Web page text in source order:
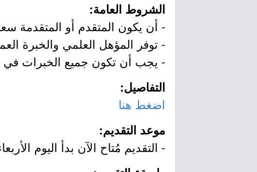
الشروط العامة:
- أن يكون المتقدم أو المتقدمة
- توفر المؤهل العلمي والخبرة
- يجب أن تكون جميع الخبرات في
التفاصيل:
اضغط هنا
موعد التقديم:
- التقديم مُتاح الآن بدأ اليوم الأربعاء بتاريخ 1446/09/19هـ